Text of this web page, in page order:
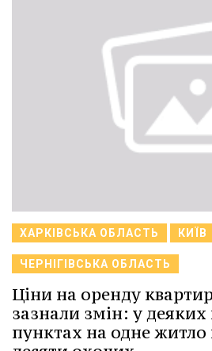
ХАРКІВСЬКА ОБЛАСТЬ КИЇВ
ЧЕРНІГІВСЬКА ОБЛАСТЬ
Ціни на оренду
зазнали змін: у деяких
пунктах на одне житло